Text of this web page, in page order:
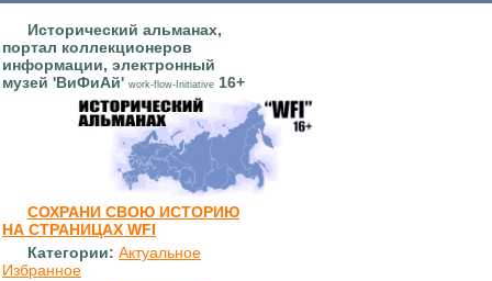
Исторический альманах,
портал коллекционеров
информации, электронный
музей 'ВиФиАй' work-flow-Initiative 16+
СОХРАНИ СВОЮ ИСТОРИЮ
НА СТРАНИЦАХ WFI
Категории: Актуальное
Избранное